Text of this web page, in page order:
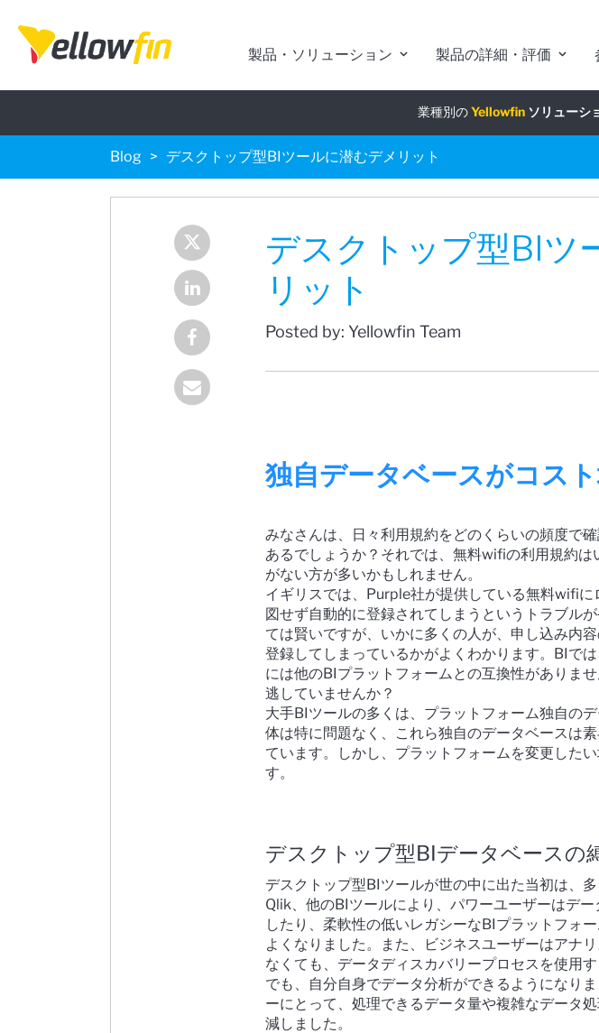
製品・ソリューション 製品の詳細・評価
業種別のYellowfinソリューシ
組み込みアナリティクス
Blog デスクトップ型BIツールに潜むデメリット
デスクトップ型BIツ
リット
Posted by: Yellowfin Team
独自データベースがコス
みなさんは、日々利用規約をどのくらいの頻度で
あるでしょうか？それでは、 無料wifiの利用規約は
がない方が多いかもしれません。
イギリスでは、Purple社が提供している無料wifi
図せず自動的に登録されてしまうというトラブル
ては賢いですが、いかに多くの人が、申し込み内
登録してしまっているかがよくわかります。 BIで
には他のBIプラットフォームとの互換性がありま
逃していませんか？
大手BIツールの多くは、プラットフォーム独自の
体は特に問題なく、これら独自のデータベースは
ています。しかし、プラットフォームを変更した
す。
デスクトップ型BIデータベースの
デスクトップ型BIツールが世の中に出た当初は、
Qlik、他のBIツールにより、パワーユーザーはデ
したり、柔軟性の低いレガシーなBIプラットフォ
よくなりました。また、ビジネスユーザーはアナ
なくても、データディスカバリープロセスを使用
でも、自分自身でデータ分析ができるようになり
ーにとって、処理できるデータ量や複雑なデータ
減しました。